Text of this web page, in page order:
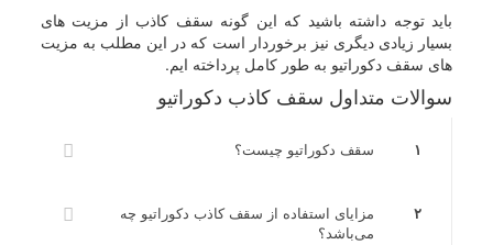
باید توجه داشته باشید که این گونه سقف کاذب از مزیت های
بسیار زیادی دیگری نیز برخوردار است که در این مطلب به مزیت
های سقف دکوراتیو به طور کامل پرداخته ایم.
سوالات متداول سقف کاذب دکوراتیو
۱ سقف دکوراتیو چیست؟
۲
مزایای استفاده از سقف کاذب دکوراتیو چه
می‌باشد؟